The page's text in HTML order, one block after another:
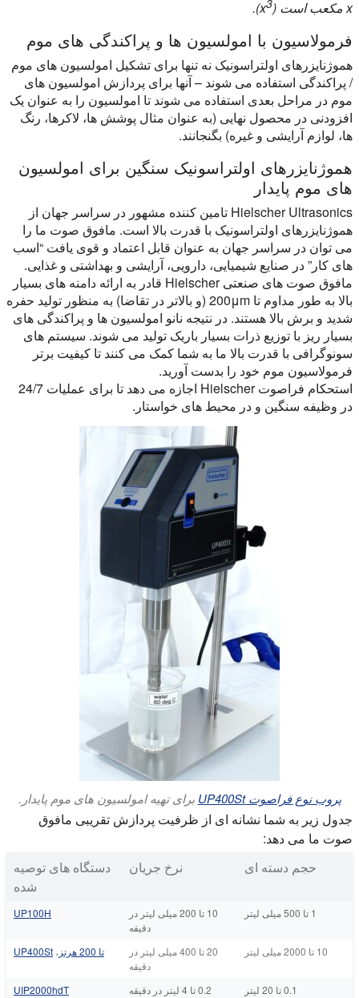
x مکعب است (x ).
فرمولاسیون با امولسیون ها و پراکندگی های موم
هموژنایزرهای اولتراسونیک نه تنها برای تشکیل امولسیون های موم
/ پراکندگی استفاده می شوند – آنها برای پردازش امولسیون های
موم در مراحل بعدی استفاده می شوند تا امولسیون را به عنوان یک
افزودنی در محصول نهایی (به عنوان مثال پوشش ها، لاکرها، رنگ
ها، لوازم آرایشی و غیره) بگنجانند.
هموژنایزرهای اولتراسونیک سنگین برای امولسیون
های موم پایدار
Hielscher Ultrasonics تامین کننده مشهور در سراسر جهان از
هموژنایزرهای اولتراسونیک با قدرت بالا است. مافوق صوت ما را
می توان در سراسر جهان به عنوان قابل اعتماد و قوی یافت “اسب
های کار” در صنایع شیمیایی، دارویی، آرایشی و بهداشتی و غذایی.
مافوق صوت های صنعتی Hielscher قادر به ارائه دامنه های بسیار
بالا به طور مداوم تا 200μm (و بالاتر در تقاضا) به منظور تولید حفره
شدید و برش بالا هستند. در نتیجه نانو امولسیون ها و پراکندگی های
بسیار ریز با توزیع ذرات بسیار باریک تولید می شوند. سیستم های
سونوگرافی با قدرت بالا ما به شما کمک می کنند تا کیفیت برتر
فرمولاسیون موم خود را بدست آورید.
استحکام فراصوت Hielscher اجازه می دهد تا برای عملیات 24/7
در وظیفه سنگین و در محیط های خواستار.
پروب نوع فراصوت UP400St برای تهیه امولسیون های موم پایدار.
جدول زیر به شما نشانه ای از ظرفیت پردازش تقریبی مافوق
صوت ما می دهد:
حجم دسته ای
نرخ جریان
دستگاه های توصیه
شده
1 تا 500 میلی لیتر
10 تا 200 میلی لیتر در
دقیقه
UP100H
10 تا 2000 میلی لیتر
20 تا 400 میلی لیتر در
دقیقه
تا 200 هرتز ، UP400St
0.1 تا 20 لیتر 0.2 تا 4 لیتر در دقیقه
UIP2000hdT